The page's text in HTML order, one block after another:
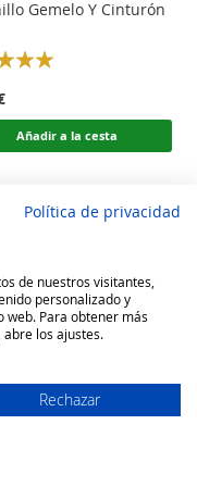
Gemelo Y Cinturón
Añadir a la cesta
Política de privacidad
de nuestros visitantes,
personalizado y
web. Para obtener más
los ajustes.
Rechazar